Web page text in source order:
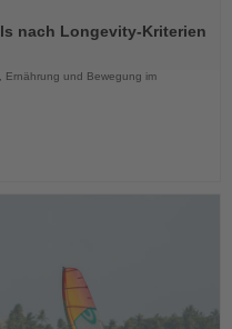
nach Longevity-Kriterien
Ernährung und Bewegung im